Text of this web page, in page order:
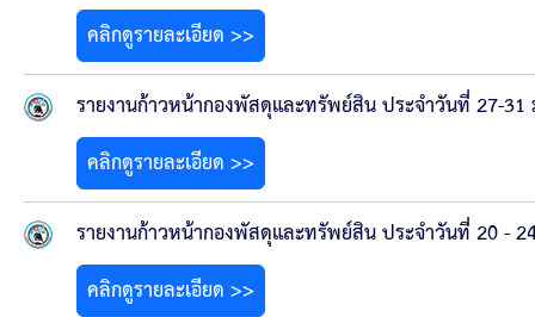
ประวัตินายก
รายการ อบจ.สัมพันธ์
กิจกรรม
ข่าวประชาสัมพันธ์
ประกาศจัดซื้อ-จัดจ้าง
คลิกดูรายละเอียด >>
รายงานก้าวหน้ากองพัสดุและทรัพย์สิน ประจำวันที่ 27-31
คลิกดูรายละเอียด >>
รายงานก้าวหน้ากองพัสดุและทรัพย์สิน ประจำวันที่ 20 -
คลิกดูรายละเอียด >>